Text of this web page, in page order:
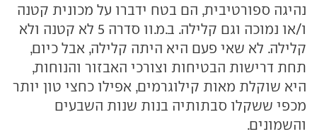
נהיגה ספורטיבית, הם בטח ידברו על מכונית קטנה
ו/או נמוכה וגם קלילה. ב.מ.וו סדרה 5 לא קטנה ולא
קלילה. לא שאי פעם היא היתה קלילה, אבל כיום,
תחת דרישות הבטיחות וצורכי האבזור והנוחות,
היא שוקלת מאות קילוגרמים, אפילו כחצי טון יותר
מכפי ששקלו סבתותיה בנות שנות השבעים
והשמונים.